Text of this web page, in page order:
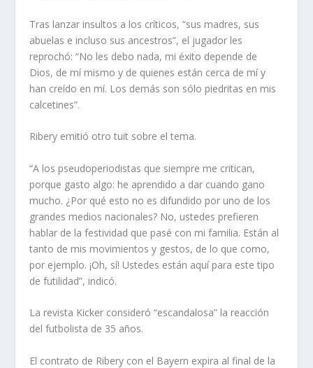
Tras lanzar insultos a los críticos, “sus madres, sus
abuelas e incluso sus ancestros”, el jugador les
reprochó: “No les debo nada, mi éxito depende de
Dios, de mí mismo y de quienes están cerca de mí y
han creído en mí. Los demás son sólo piedritas en mis
calcetines”.
Ribery emitió otro tuit sobre el tema.
“A los pseudoperiodistas que siempre me critican,
porque gasto algo: he aprendido a dar cuando gano
mucho. ¿Por qué esto no es difundido por uno de los
grandes medios nacionales? No, ustedes prefieren
hablar de la festividad que pasé con mi familia. Están al
tanto de mis movimientos y gestos, de lo que como,
por ejemplo. ¡Oh, sí! Ustedes están aquí para este tipo
de futilidad”, indicó.
La revista Kicker consideró “escandalosa” la reacción
del futbolista de 35 años.
El contrato de Ribery con el Bayern expira al final de la